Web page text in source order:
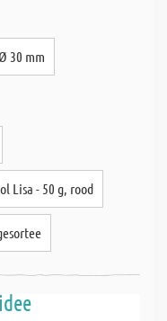
30 mm
Lisa - 50 g, rood